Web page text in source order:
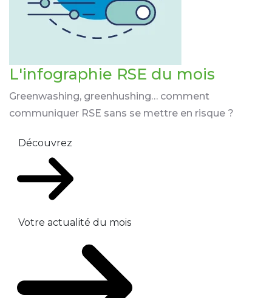
L'infographie RSE du mois
Greenwashing, greenhushing… comment
communiquer RSE sans se mettre en risque ?
Découvrez
Votre actualité du mois